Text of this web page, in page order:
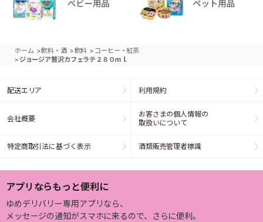
ホーム >飲料・酒 >飲料 > コーヒー・紅茶
> ジョージア贅沢カフェラテ２８０ｍｌ
配送エリア 利用規約
会社概要
お客さまの個人情報の
取扱いについて
特定商取引法に基づく表示 酒類販売管理者標識
アプリならもっと便利に
ゆめデリバリー専用アプリなら、
メッセージの通知がスマホに来るので、さらに便利。